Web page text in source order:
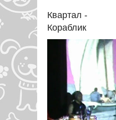
Квартал -
Кораблик